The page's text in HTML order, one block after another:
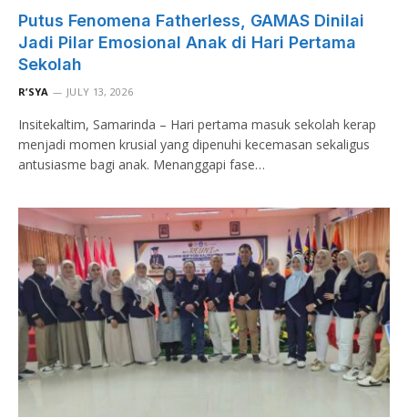
Putus Fenomena Fatherless, GAMAS Dinilai
Jadi Pilar Emosional Anak di Hari Pertama
Sekolah
R’SYA JULY 13, 2026
Insitekaltim, Samarinda – Hari pertama masuk sekolah kerap
menjadi momen krusial yang dipenuhi kecemasan sekaligus
antusiasme bagi anak. Menanggapi fase…